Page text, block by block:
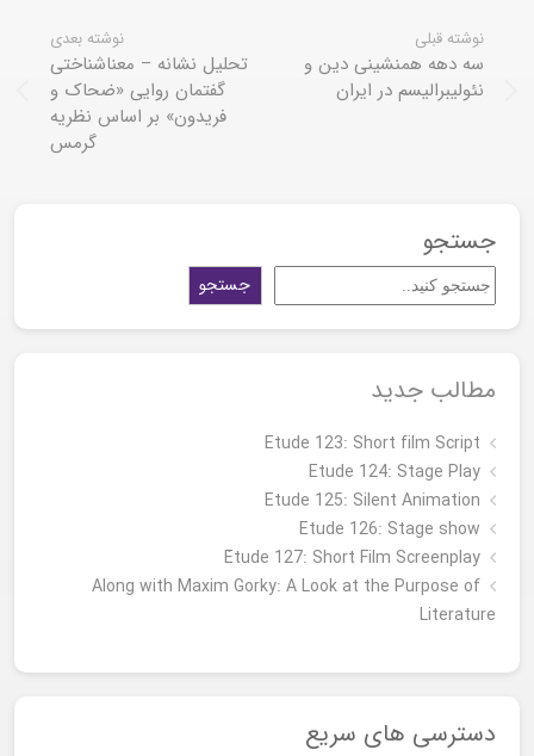
نوشته قبلی
سه دهه همنشینی دین و
نئولیبرالیسم در ایران
نوشته بعدی
تحلیل نشانه – معناشناختی
گفتمان روایی «ضحاک و
فریدون» بر اساس نظریه
گرمس
جستجو
جستجو
مطالب جدید
Etude 123: Short film Script
Etude 124: Stage Play
Etude 125: Silent Animation
Etude 126: Stage show
Étude 127: Short Film Screenplay
Along with Maxim Gorky: A Look at the Purpose of
Literature
دسترسی های سریع